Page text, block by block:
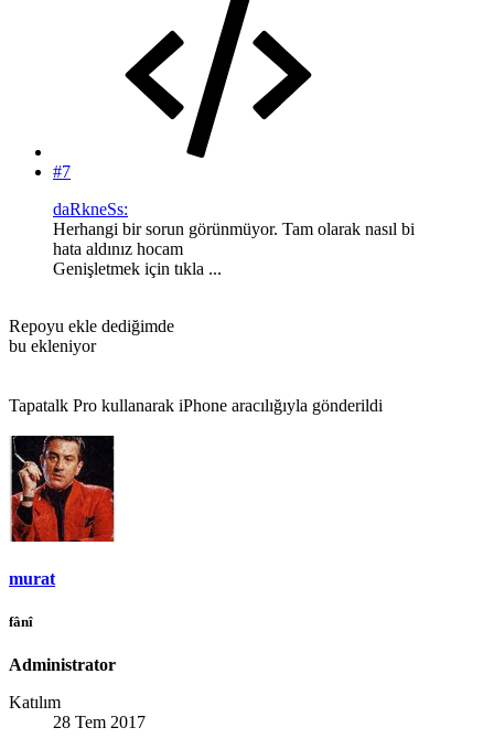
#7
daRkneSs:
Herhangi bir sorun görünmüyor. Tam olarak nasıl bi
hata aldınız hocam
Genişletmek için tıkla ...
Repoyu ekle dediğimde
bu ekleniyor
Tapatalk Pro kullanarak iPhone aracılığıyla gönderildi
murat
fânî
Administrator
Katılım
28 Tem 2017